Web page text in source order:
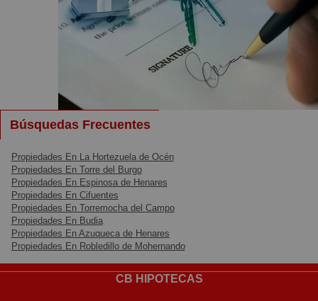
Búsquedas Frecuentes
Propiedades En La Hortezuela de Océn
Propiedades En Torre del Burgo
Propiedades En Espinosa de Henares
Propiedades En Cifuentes
Propiedades En Torremocha del Campo
Propiedades En Budia
Propiedades En Azuqueca de Henares
Propiedades En Robledillo de Mohernando
CB HIPOTECAS